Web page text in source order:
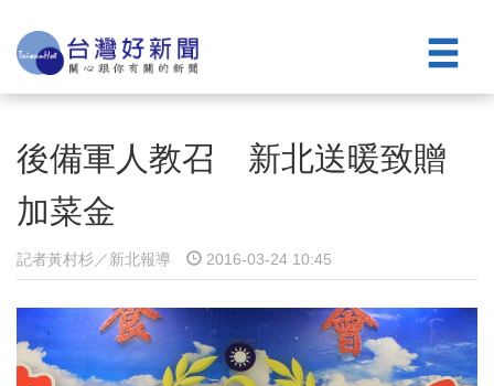
後備軍人教召 新北送暖致贈
加菜金
記者黃村杉／新北報導 2016-03-24 10:45